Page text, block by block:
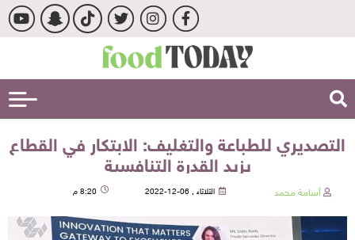
التصديري للطباعة والتغليف: الابتكار في القطاع
يزيد القدرة التنافسية
أسامة محمد الثلاثاء , 06-12-2022 8:20 م